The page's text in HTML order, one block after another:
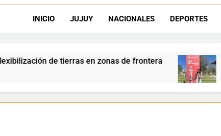
Natación inclusiva en La
INICIO JUJUY NACIONALES DEPORTES
de frontera Luciana Álvarez recibió